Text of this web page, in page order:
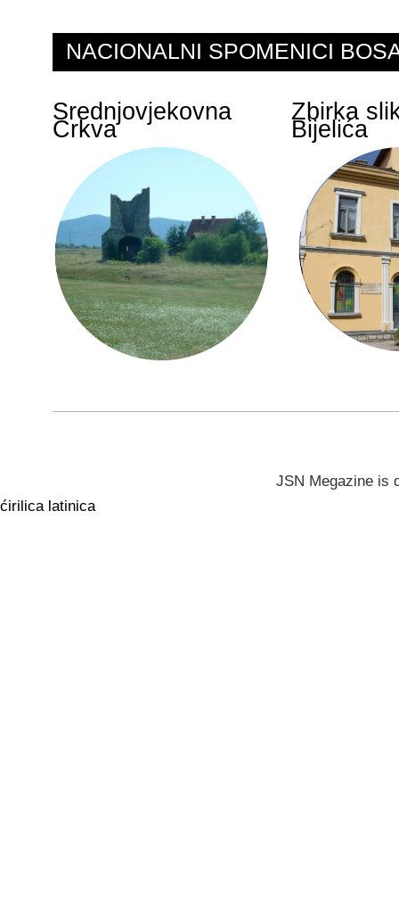
NACIONALNI SPOMENICI
Srednjovjekovna
Crkva
Zbirka
Bijelića
JSN Megazine is
ćirilica latinica